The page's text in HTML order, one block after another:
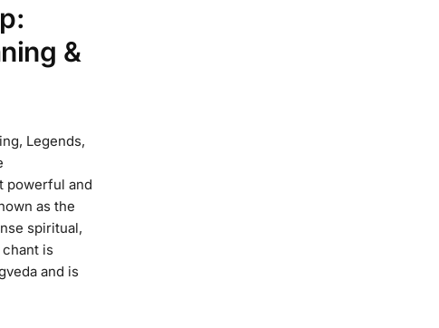
&
Legends,
powerful and
as the
spiritual,
is
and is